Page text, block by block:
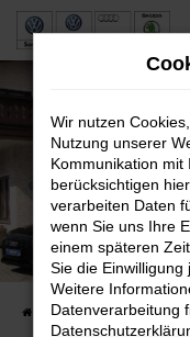
Zum
Neuwagen
VW, VW
Startseite Fahrzeuge
Wir nutzen
Nutzung unserer
Kommunikation
berücksichtigen
verarbeiten Daten
wenn Sie uns Ihre
einem späteren
Sie die Einwilligung
Weitere
Datenverarbeitung